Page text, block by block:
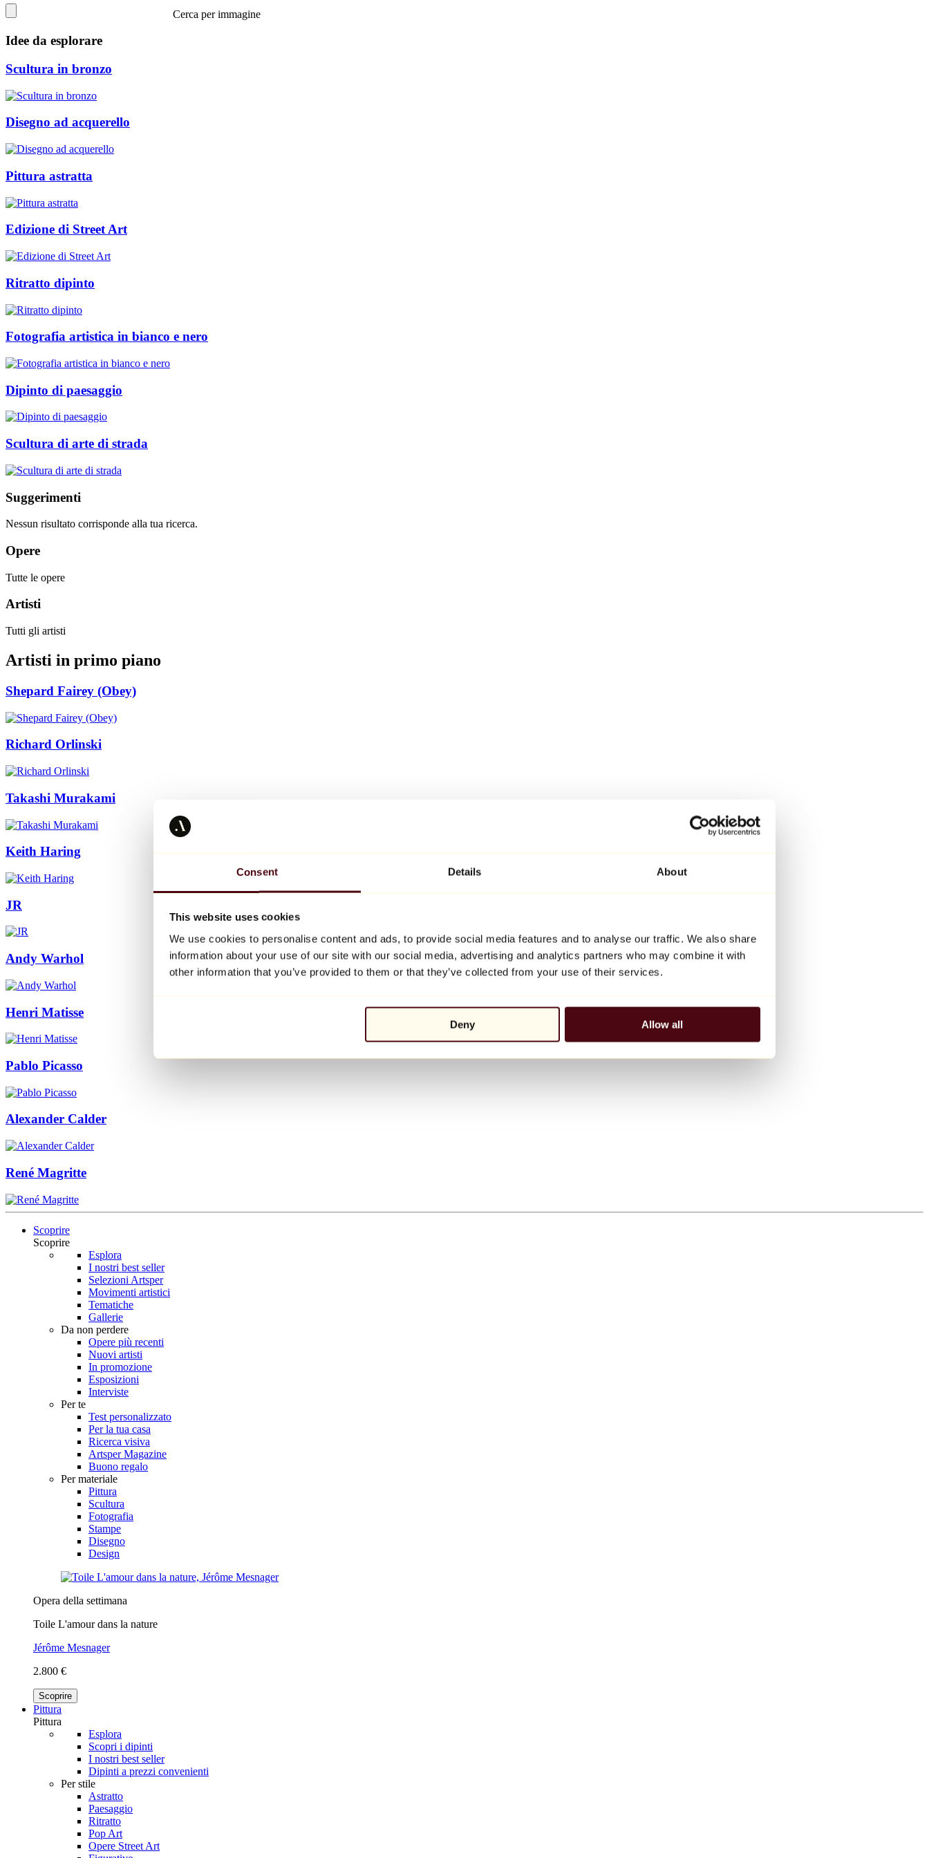
Consent Details About
This website uses cookies
We use cookies to personalise content and ads, to provide social media features and to analyse our traffic. We also share
information about your use of our site with our social media, advertising and analytics partners who may combine it with
other information that you’ve provided to them or that they’ve collected from your use of their services.
Deny Allow all
Cerca per immagine
Idee da esplorare
Scultura in bronzo
Disegno ad acquerello
Pittura astratta
Edizione di Street Art
Ritratto dipinto
Fotografia artistica in bianco e nero
Dipinto di paesaggio
Scultura di arte di strada
Suggerimenti
Nessun risultato corrisponde alla tua ricerca.
Opere
Tutte le opere
Artisti
Tutti gli artisti
Artisti in primo piano
Shepard Fairey (Obey)
Richard Orlinski
Takashi Murakami
Keith Haring
JR
Andy Warhol
Henri Matisse
Pablo Picasso
Alexander Calder
René Magritte
Scoprire
Scoprire
Esplora
I nostri best seller
Selezioni Artsper
Movimenti artistici
Tematiche
Gallerie
Da non perdere
Opere più recenti
Nuovi artisti
In promozione
Esposizioni
Interviste
Per te
Test personalizzato
Per la tua casa
Ricerca visiva
Artsper Magazine
Buono regalo
Per materiale
Pittura
Scultura
Fotografia
Stampe
Disegno
Design
Opera della settimana
Toile L'amour dans la nature
Jérôme Mesnager
2.800 €
Scoprire
Pittura
Pittura
Esplora
Scopri i dipinti
I nostri best seller
Dipinti a prezzi convenienti
Per stile
Astratto
Paesaggio
Ritratto
Pop Art
Opere Street Art